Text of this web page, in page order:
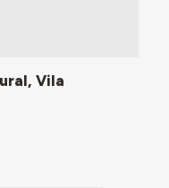
Vila